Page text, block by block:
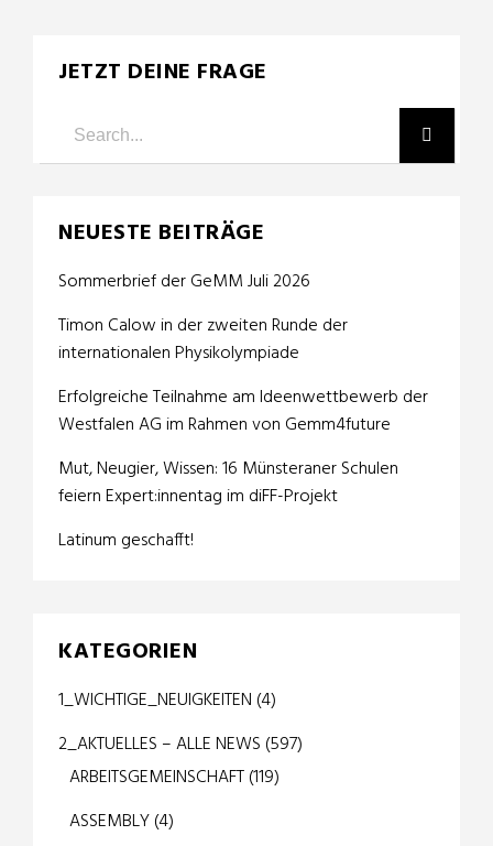
JETZT DEINE FRAGE
NEUESTE BEITRÄGE
Sommerbrief der GeMM Juli 2026
Timon Calow in der zweiten Runde der
internationalen Physikolympiade
Erfolgreiche Teilnahme am Ideenwettbewerb der
Westfalen AG im Rahmen von Gemm4future
Mut, Neugier, Wissen: 16 Münsteraner Schulen
feiern Expert:innentag im diFF-Projekt
Latinum geschafft!
KATEGORIEN
1_WICHTIGE_NEUIGKEITEN (4)
2_AKTUELLES – ALLE NEWS (597)
ARBEITSGEMEINSCHAFT(119)
ASSEMBLY(4)